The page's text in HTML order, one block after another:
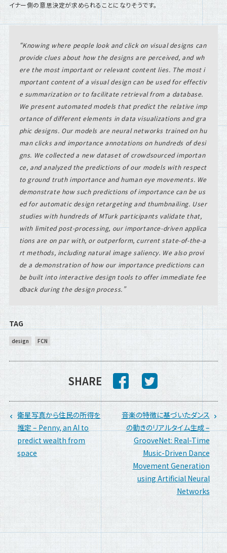
イナー側の意思決定が求められることになりそうです。
Knowing where people look and click on visual designs can
provide clues about how the designs are perceived, and wh
ere the most important or relevant content lies. The most i
mportant content of a visual design can be used for effectiv
e summarization or to facilitate retrieval from a database.
We present automated models that predict the relative imp
ortance of different elements in data visualizations and gra
phic designs. Our models are neural networks trained on hu
man clicks and importance annotations on hundreds of desi
gns. We collected a new dataset of crowdsourced importan
ce, and analyzed the predictions of our models with respect
to ground truth importance and human eye movements. We
demonstrate how such predictions of importance can be us
ed for automatic design retargeting and thumbnailing. User
studies with hundreds of MTurk participants validate that,
with limited post-processing, our importance-driven applica
tions are on par with, or outperform, current state-of-the-a
rt methods, including natural image saliency. We also provi
de a demonstration of how our importance predictions can
be built into interactive design tools to offer immediate fee
dback during the design process.
TAG
design FCN
SHARE
衛星写真から住民の所得を
推定 – Penny, an AI to
predict wealth from
space
音楽の特徴に基づいたダンス
の動きのリアルタイム生成 –
GrooveNet: Real-Time
Music-Driven Dance
Movement Generation
using Artificial Neural
Networks